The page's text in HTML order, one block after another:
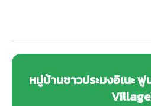
หมู่บ้านชาวประมงอิเนะ